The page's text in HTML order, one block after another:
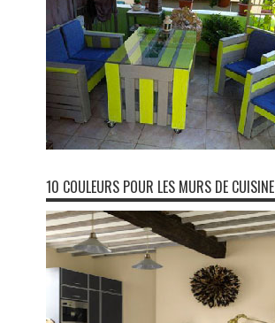
10 COULEURS POUR LES MURS DE CUISINE